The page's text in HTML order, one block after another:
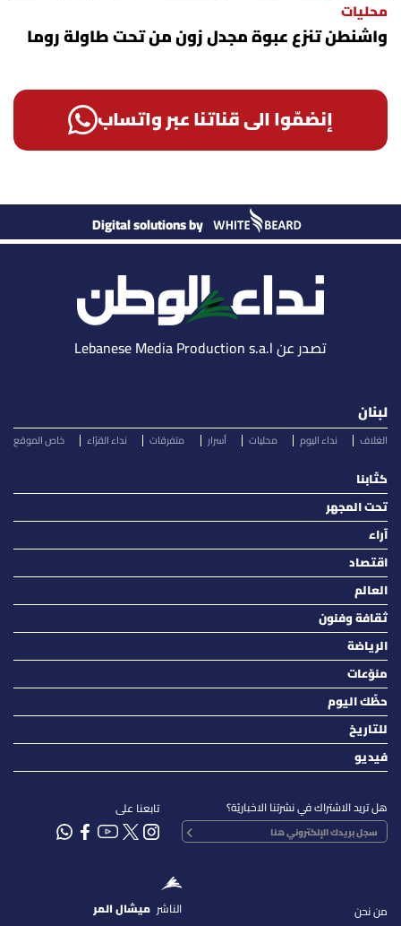
محليات
واشنطن تنزع عبوة مجدل زون من تحت طاولة روما
إنضمّوا الى قناتنا عبر واتساب
Digital solutions by
تصدر عن Lebanese Media Production s.a.l
لبنان
الغلاف نداء اليوم محليات أسرار متفرقات نداء القرّاء خاص الموقع
كتّابنا
تحت المجهر
آراء
اقتصاد
العالم
ثقافة وفنون
الرياضة
منوّعات
حظّك اليوم
للتاريخ
فيديو
هل تريد الاشتراك في نشرتنا الاخباريّة؟ تابعنا على
من نحن الناشر ميشال المر